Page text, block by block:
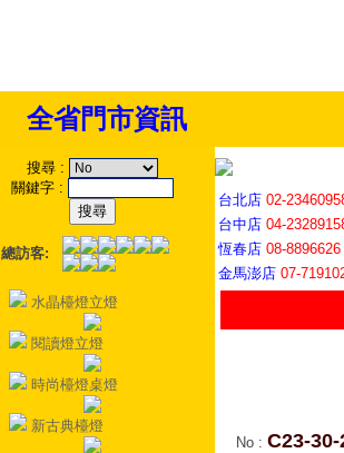
全省門市資訊
搜尋 :
關鍵字 :
總訪客:
水晶檯燈立燈
閱讀燈立燈
時尚檯燈桌燈
新古典檯燈
台北店 02-
台中店 04-
恆春店 08-8896626
金馬澎店 07-
No : C23-